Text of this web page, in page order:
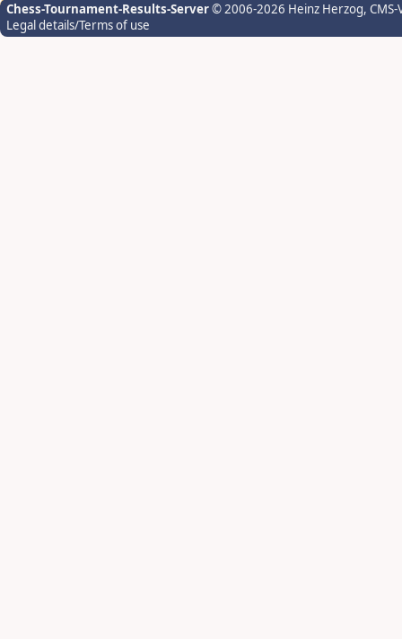
Chess-Tournament-Results-Server© 2006-2026 Heinz Herzog,
Legal details/Terms of use